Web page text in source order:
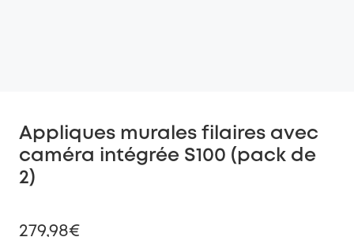
Appliques murales filaires avec
caméra intégrée S100 (pack de
2)
279,98€